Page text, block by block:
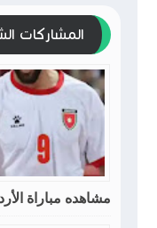
المشاركات
مشاهده مباراة